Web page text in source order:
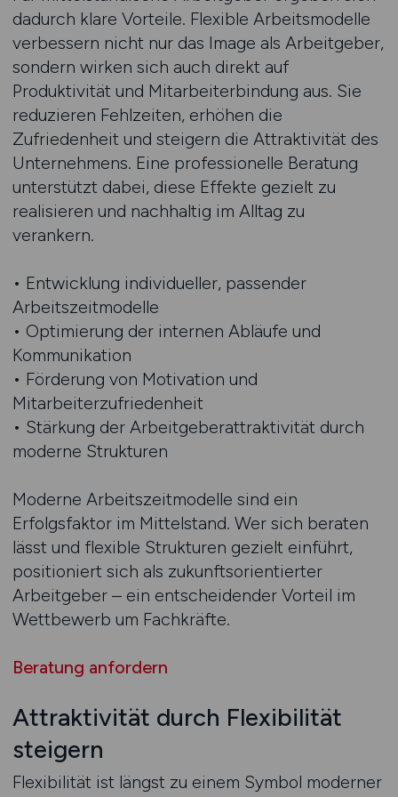
dadurch klare Vorteile. Flexible Arbeitsmodelle
verbessern nicht nur das Image als Arbeitgeber,
sondern wirken sich auch direkt auf
Produktivität und Mitarbeiterbindung aus. Sie
reduzieren Fehlzeiten, erhöhen die
Zufriedenheit und steigern die Attraktivität des
Unternehmens. Eine professionelle Beratung
unterstützt dabei, diese Effekte gezielt zu
realisieren und nachhaltig im Alltag zu
verankern.
• Entwicklung individueller, passender
Arbeitszeitmodelle
• Optimierung der internen Abläufe und
Kommunikation
• Förderung von Motivation und
Mitarbeiterzufriedenheit
• Stärkung der Arbeitgeberattraktivität durch
moderne Strukturen
Moderne Arbeitszeitmodelle sind ein
Erfolgsfaktor im Mittelstand. Wer sich beraten
lässt und flexible Strukturen gezielt einführt,
positioniert sich als zukunftsorientierter
Arbeitgeber – ein entscheidender Vorteil im
Wettbewerb um Fachkräfte.
Beratung anfordern
Attraktivität durch Flexibilität
steigern
Flexibilität ist längst zu einem Symbol moderner